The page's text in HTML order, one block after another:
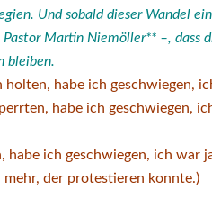
Und sobald die­ser Wan­del
Mar­tin Niem­öl­ler** –, dass
blei­ben.
hol­ten, habe ich geschwie­gen,
habe ich geschwie­gen,
habe ich geschwie­gen, ich war
der pro­tes­tie­ren konn­te.)